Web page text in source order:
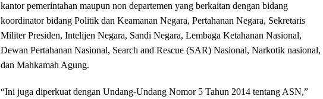
kantor pemerintahan maupun non departemen yang berkaitan dengan bidang
koordinator bidang Politik dan Keamanan Negara, Pertahanan Negara, Sekretaris
Militer Presiden, Intelijen Negara, Sandi Negara, Lembaga Ketahanan Nasional,
Dewan Pertahanan Nasional, Search and Rescue (SAR) Nasional, Narkotik nasional,
dan Mahkamah Agung.
“Ini juga diperkuat dengan Undang-Undang Nomor 5 Tahun 2014 tentang ASN,”